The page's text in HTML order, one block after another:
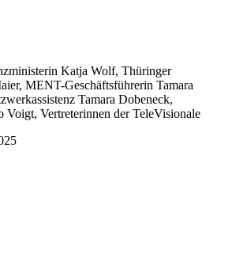
Katja Wolf, Thüringer
MENT-Geschäftsführerin Tamara
Tamara Dobeneck,
Voigt, Vertreterinnen der TeleVisionale